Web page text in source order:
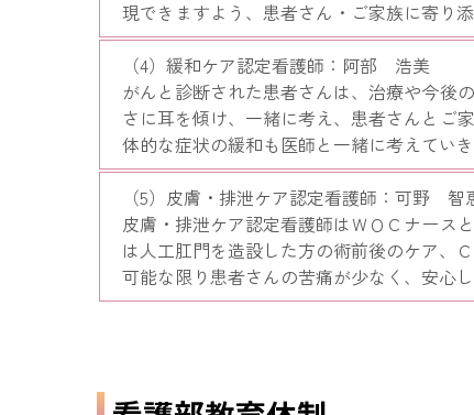
現できますよう、患者さん・ご家族に寄り
（4）緩和ケア認定看護師：阿部 浩美
がんと診断された患者さんは、治療や今後
さに耳を傾け、一緒に考え、患者さんとご
体的な症状の緩和も医師と一緒に考えてい
（5）皮膚・排泄ケア認定看護師：可野
皮膚・排泄ケア認定看護師はＷＯＣナース
は人工肛門を造設した方の術前後のケア、
可能な限り患者さんの苦痛が少なく、安心